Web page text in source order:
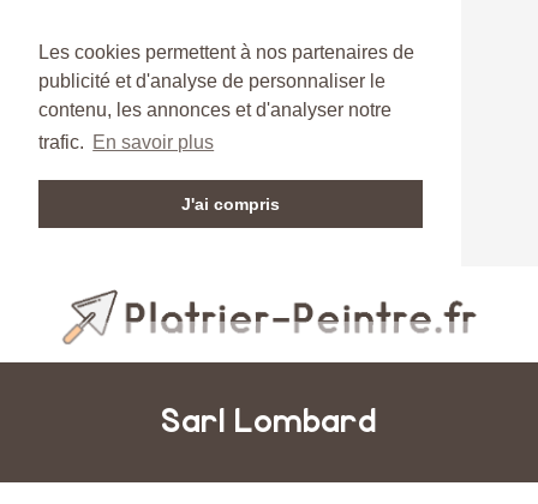
Les cookies permettent à nos partenaires de
publicité et d'analyse de personnaliser le
contenu, les annonces et d'analyser notre
trafic. En savoir plus
J'ai compris
Sarl Lombard